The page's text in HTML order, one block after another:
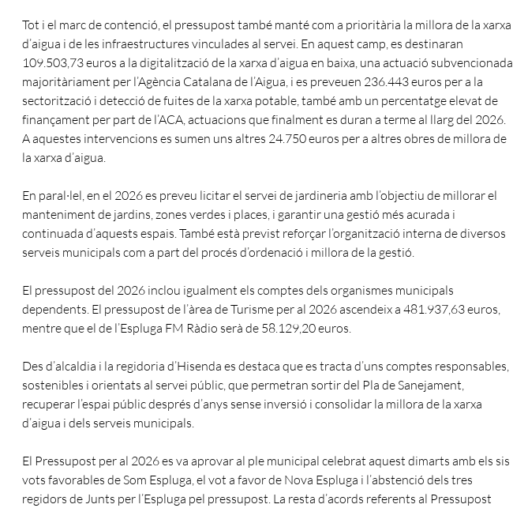
Tot i el marc de contenció, el pressupost també manté com a prioritària la millora de la xarxa
d’aigua i de les infraestructures vinculades al servei. En aquest camp, es destinaran
109.503,73 euros a la digitalització de la xarxa d’aigua en baixa, una actuació subvencionada
majoritàriament per l’Agència Catalana de l’Aigua, i es preveuen 236.443 euros per a la
sectorització i detecció de fuites de la xarxa potable, també amb un percentatge elevat de
finançament per part de l’ACA, actuacions que finalment es duran a terme al llarg del 2026.
A aquestes intervencions es sumen uns altres 24.750 euros per a altres obres de millora de
la xarxa d’aigua.
En paral·lel, en el 2026 es preveu licitar el servei de jardineria amb l’objectiu de millorar el
manteniment de jardins, zones verdes i places, i garantir una gestió més acurada i
continuada d’aquests espais. També està previst reforçar l’organització interna de diversos
serveis municipals com a part del procés d’ordenació i millora de la gestió.
El pressupost del 2026 inclou igualment els comptes dels organismes municipals
dependents. El pressupost de l’àrea de Turisme per al 2026 ascendeix a 481.937,63 euros,
mentre que el de l’Espluga FM Ràdio serà de 58.129,20 euros.
Des d’alcaldia i la regidoria d’Hisenda es destaca que es tracta d’uns comptes responsables,
sostenibles i orientats al servei públic, que permetran sortir del Pla de Sanejament,
recuperar l’espai públic després d’anys sense inversió i consolidar la millora de la xarxa
d’aigua i dels serveis municipals.
El Pressupost per al 2026 es va aprovar al ple municipal celebrat aquest dimarts amb els sis
vots favorables de Som Espluga, el vot a favor de Nova Espluga i l’abstenció dels tres
regidors de Junts per l’Espluga pel pressupost. La resta d’acords referents al Pressupost